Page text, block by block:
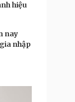
hiệu
nay
nhập